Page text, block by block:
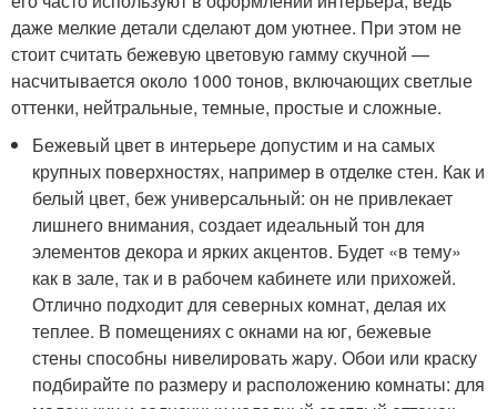
даже мелкие детали сделают дом уютнее. При этом не
стоит считать бежевую цветовую гамму скучной —
насчитывается около 1000 тонов, включающих светлые
оттенки, нейтральные, темные, простые и сложные.
Бежевый цвет в интерьере допустим и на самых
крупных поверхностях, например в отделке стен. Как и
белый цвет, беж универсальный: он не привлекает
лишнего внимания, создает идеальный тон для
элементов декора и ярких акцентов. Будет «в тему»
как в зале, так и в рабочем кабинете или прихожей.
Отлично подходит для северных комнат, делая их
теплее. В помещениях с окнами на юг, бежевые
стены способны нивелировать жару. Обои или краску
подбирайте по размеру и расположению комнаты: для